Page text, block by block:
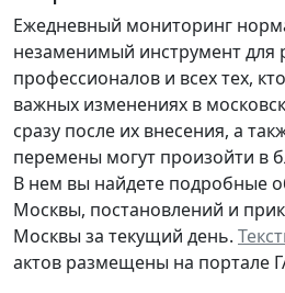
Ежедневный мониторинг
незаменимый инструмент для
профессионалов и всех тех,
важных изменениях в
сразу после их внесения, а
перемены могут произойти в
В нем вы найдете подробные
Москвы, постановлений и
Москвы за текущий день.
актов размещены на портале